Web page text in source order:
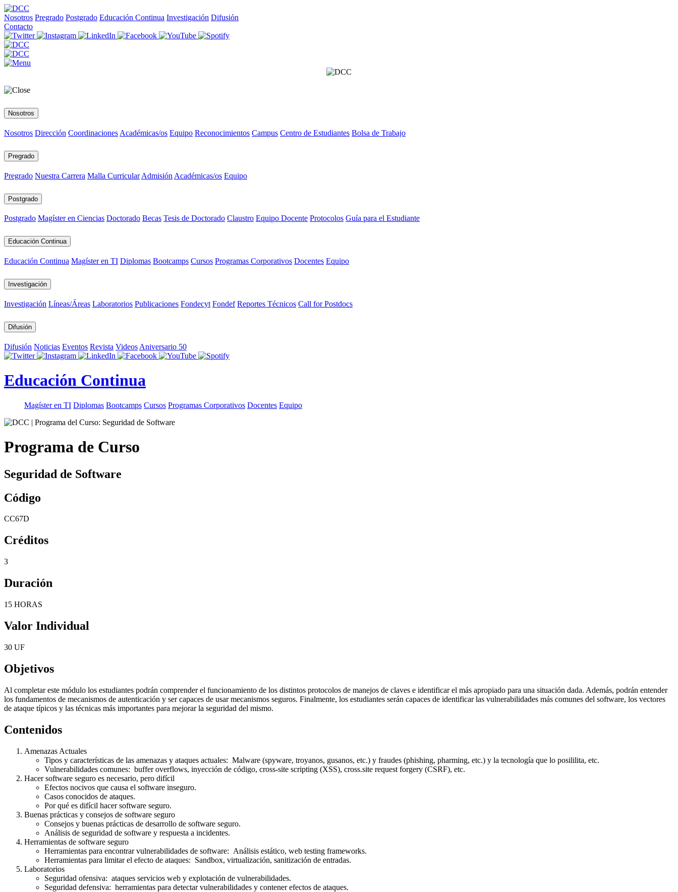
Nosotros Pregrado Postgrado Educación Continua Investigación Difusión
Contacto
Nosotros
Nosotros Dirección Coordinaciones Académicas/os Equipo Reconocimientos Campus Centro de Estudiantes Bolsa de Trabajo
Pregrado
Pregrado Nuestra Carrera Malla Curricular Admisión Académicas/os Equipo
Postgrado
Postgrado Magíster en Ciencias Doctorado Becas Tesis de Doctorado Claustro Equipo Docente Protocolos Guía para el Estudiante
Educación Continua
Educación Continua Magíster en TI Diplomas Bootcamps Cursos Programas Corporativos Docentes Equipo
Investigación
Investigación Líneas/Áreas Laboratorios Publicaciones Fondecyt Fondef Reportes Técnicos Call for Postdocs
Difusión
Difusión Noticias Eventos Revista Videos Aniversario 50
Educación Continua
Magíster en TI Diplomas Bootcamps Cursos Programas Corporativos Docentes Equipo
Programa de Curso
Seguridad de Software
Código
CC67D
Créditos
3
Duración
15 HORAS
Valor Individual
30 UF
Objetivos
Al completar este módulo los estudiantes podrán comprender el funcionamiento de los distintos protocolos de manejos de claves e identificar el más apropiado para una situación dada. Además, podrán entender
los fundamentos de mecanismos de autenticación y ser capaces de usar mecanismos seguros. Finalmente, los estudiantes serán capaces de identificar las vulnerabilidades más comunes del software, los vectores
de ataque típicos y las técnicas más importantes para mejorar la seguridad del mismo.
Contenidos
Amenazas Actuales
Tipos y características de las amenazas y ataques actuales: Malware (spyware, troyanos, gusanos, etc.) y fraudes (phishing, pharming, etc.) y la tecnología que lo posililita, etc.
Vulnerabilidades comunes: buffer overflows, inyección de código, cross-site scripting (XSS), cross.site request forgery (CSRF), etc.
Hacer software seguro es necesario, pero difícil
Efectos nocivos que causa el software inseguro.
Casos conocidos de ataques.
Por qué es difícil hacer software seguro.
Buenas prácticas y consejos de software seguro
Consejos y buenas prácticas de desarrollo de software seguro.
Análisis de seguridad de software y respuesta a incidentes.
Herramientas de software seguro
Herramientas para encontrar vulnerabilidades de software: Análisis estático, web testing frameworks.
Herramientas para limitar el efecto de ataques: Sandbox, virtualización, sanitización de entradas.
Laboratorios
Seguridad ofensiva: ataques servicios web y explotación de vulnerabilidades.
Seguridad defensiva: herramientas para detectar vulnerabilidades y contener efectos de ataques.